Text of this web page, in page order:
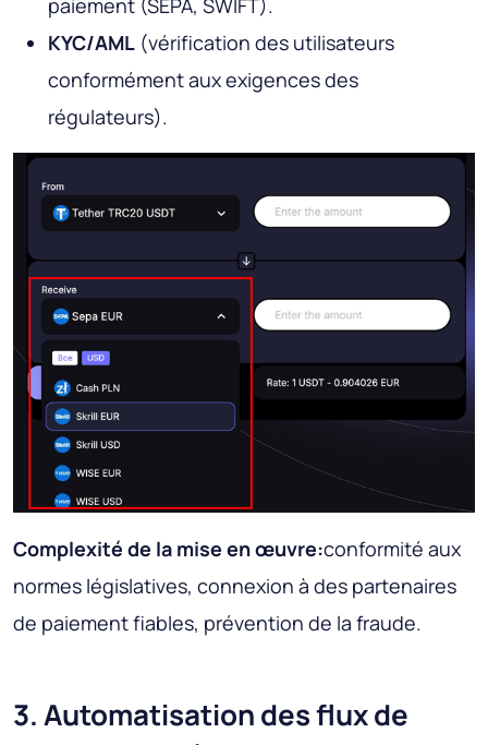
KYC/AML (vérification des utilisateurs
conformément aux exigences des
régulateurs).
Complexité de la mise en œuvre:conformité aux
normes législatives, connexion à des partenaires
de paiement fiables, prévention de la fraude.
3. Automatisation des flux de